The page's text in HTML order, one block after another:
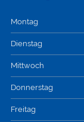
Montag
Dienstag
Mittwoch
Donnerstag
Freitag